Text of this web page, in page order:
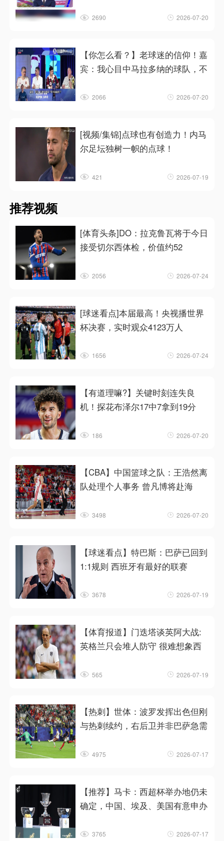
2690 2026-07-20
【你怎么看？】老球迷的信仰！嘉
宾：我心目中马拉多纳的球队，不
2066 2026-07-20
[视频/集锦]点球也有创造力！内马
尔足坛独树一帜的点球！
421 2026-07-19
推荐视频
[体育头条]DO：拉克鲁瓦将于今日
接受切尔西体检，价值约52
2056 2026-07-24
[球迷看点]本届最高！央视播世界
杯决赛，实时观众4123万人
1656 2026-07-24
【有道理嘛?】关键时刻连失良
机！探花布泽尔17中7拿到19分
186 2026-07-20
【CBA】中国篮球之队：王浩然离
队处理个人事务 曾凡博将赴海
3498 2026-07-20
【球迷看点】特巴斯：巴萨已回到
1:1规则 西班牙有最好的联赛
3678 2026-07-19
【体育报道】门迭塔谈英阿大战:
英格兰只会堆人防守 很难想象西
565 2026-07-19
【热刺】世体：波罗发挥出色但刚
与热刺续约，右后卫并非巴萨急需
4975 2026-07-17
【推荐】马卡：西超杯举办地仍未
确定，中国、埃及、美国有意申办
3765 2026-07-17